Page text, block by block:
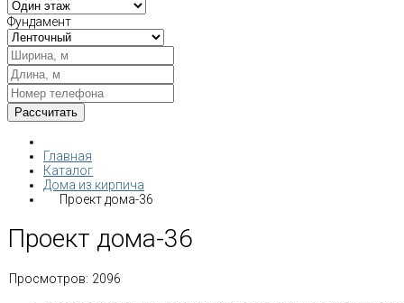
Фундамент
Главная
Каталог
Дома из кирпича
Проект дома-36
Проект дома-36
Просмотров: 2096